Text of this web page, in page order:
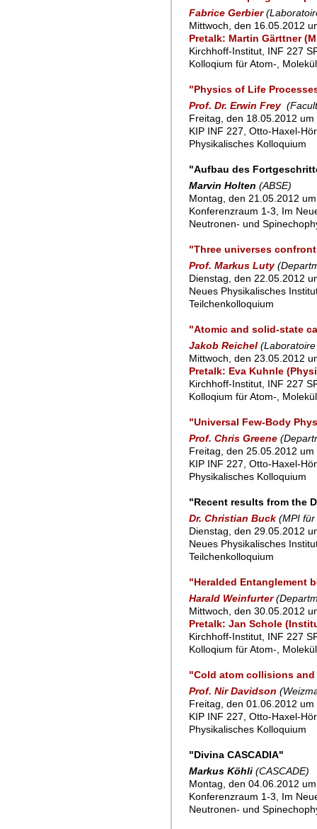
Fabrice Gerbier
Mittwoch, den 16.05.2012
Pretalk: Martin Gärttner
Kirchhoff-Institut, INF 227
Kolloqium für Atom-,
"Physics of Life
Prof. Dr. Erwin Frey
Freitag, den 18.05.2012
KIP INF 227, Otto-Haxel-
Physikalisches Kolloquium
"Aufbau des
Marvin Holten (ABSE)
Montag, den 21.05.2012
Konferenzraum 1-3, Im
Neutronen- und
"Three universes
Prof. Markus Luty
Dienstag, den 22.05.2012
Neues Physikalisches
Teilchenkolloquium
"Atomic and solid-state
Jakob Reichel
Mittwoch, den 23.05.2012
Pretalk: Eva Kuhnle
Kirchhoff-Institut, INF 227
Kolloqium für Atom-,
"Universal Few-Body
Prof. Chris Greene
Freitag, den 25.05.2012
KIP INF 227, Otto-Haxel-
Physikalisches Kolloquium
"Recent results from the
Dr. Christian Buck (MPI
Dienstag, den 29.05.2012
Neues Physikalisches
Teilchenkolloquium
"Heralded Entanglement
Harald Weinfurter
Mittwoch, den 30.05.2012
Pretalk: Jan Schole
Kirchhoff-Institut, INF 227
Kolloqium für Atom-,
"Cold atom collisions
Prof. Nir Davidson
Freitag, den 01.06.2012
KIP INF 227, Otto-Haxel-
Physikalisches Kolloquium
"Divina CASCADIA"
Markus Köhli (CASCADE)
Montag, den 04.06.2012
Konferenzraum 1-3, Im
Neutronen- und